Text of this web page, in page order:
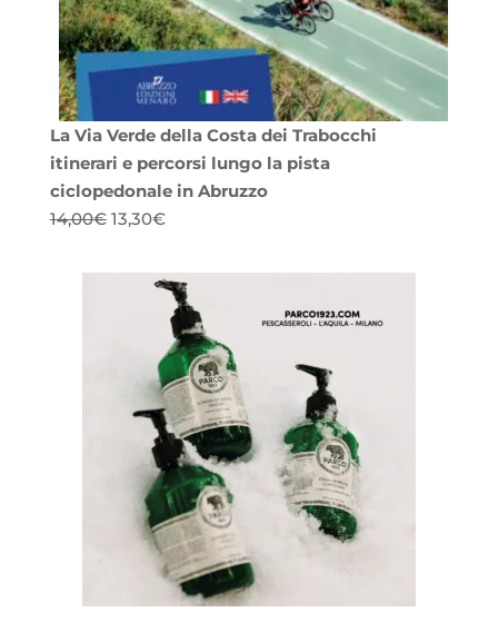
La Via Verde della Costa dei Trabocchi
itinerari e percorsi lungo la pista
ciclopedonale in Abruzzo
14,00€ Il
originale
13,30€Il
attuale
è:
13,30€.